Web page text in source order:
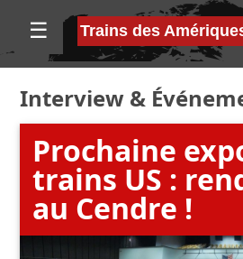
☰ Trains des
Interview &
Prochaine
trains US :
au Cendre !